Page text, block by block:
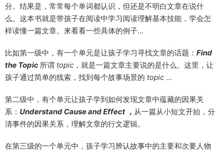
分。结果是，常常每个单词都认识，但还是不明白文章在说什
么。这本书就是带孩子在阅读中学习阅读理解基本技能，学会怎
样读懂一篇文章。来看看一些具体的例子…
比如第一级中，有一个单元是让孩子学习寻找文章的话题： Find
the Topic 所谓 topic ，就是一篇文章主要说的是什么。这里，让
孩子通过简单的线索，找到每个故事场景的 topic …
第二级中，有个单元让孩子学到如何发现文章中蕴藏的因果关
系： Understand Cause and Effect ， 从一篇从小短文开始，分
清事件的因果关系，理解文章的行文逻辑。
在第三级的一个单元中，孩子学习辨认故事中的主要和次要人物